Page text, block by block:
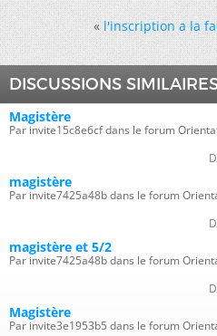
« l'inscription a la
DISCUSSIONS
Magistère
Par invite15c8e6cf dans le forum
magistère
Par invite7425a48b dans le forum
magistère et 5/2
Par invite7425a48b dans le forum
Magistère
Par invite3e1953b5 dans le forum